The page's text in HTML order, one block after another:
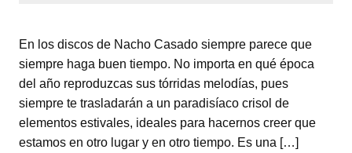
En los discos de Nacho Casado siempre parece que
siempre haga buen tiempo. No importa en qué época
del año reproduzcas sus tórridas melodías, pues
siempre te trasladarán a un paradisíaco crisol de
elementos estivales, ideales para hacernos creer que
estamos en otro lugar y en otro tiempo. Es una […]